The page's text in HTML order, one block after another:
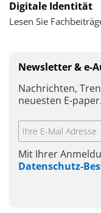
Digitale Identität
Lesen Sie
Newsletter & e-
Nachrichten,
neuesten E-paper.
Mit Ihrer
Datenschutz-